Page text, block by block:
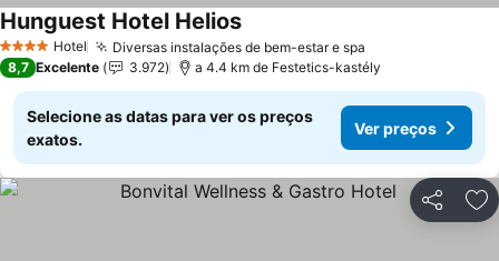
4 EstrelasHotel Diversas instalações de bem-estar e spa
Hunguest Hotel Helios
8,7 Excelente 3.972 a 4.4 km de Festetics-kastély
Selecione as datas para ver os preços
exatos.
Ver preços
Partilhar